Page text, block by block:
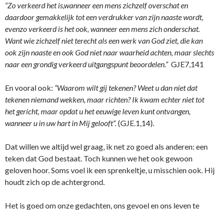
“Zo verkeerd het is,wanneer een mens zichzelf overschat en
daardoor gemakkelijk tot een verdrukker van zijn naaste wordt,
evenzo verkeerd is het ook, wanneer een mens zich o­nderschat.
Want wie zichzelf niet terecht als een werk van God ziet, die kan
ook zijn naaste en ook God niet naar waarheid achten, maar slechts
naar een grondig verkeerd uitgangspunt beoordelen.”GJE7,141
En vooral ook: “Waarom wilt gij tekenen? Weet u dan niet dat
tekenen niemand wekken, maar richten? Ik kwam echter niet tot
het gericht, maar opdat u het eeuwige leven kunt o­ntvangen,
wanneer u in uw hart in Mij gelooft”.(GJE.1,14).
Dat willen we altijd wel graag, ik net zo goed als anderen: een
teken dat God bestaat. Toch kunnen we het ook gewoon
geloven hoor. Soms voel ik een sprenkeltje, u misschien ook. Hij
houdt zich op de achtergrond.
Het is goed om o­nze gedachten, o­ns gevoel en o­ns leven te